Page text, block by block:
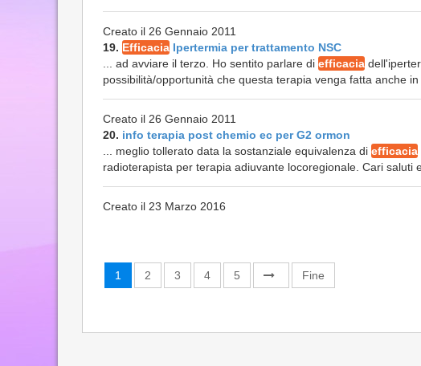
Creato il 26 Gennaio 2011
19. Efficacia Ipertermia per trattamento NSC
... ad avviare il terzo. Ho sentito parlare di efficacia
possibilità/opportunità che questa terapia venga fatta anche in
Creato il 26 Gennaio 2011
20. info terapia post chemio ec per G2 ormon
... meglio tollerato data la sostanziale equivalenza di efficacia
radioterapista per terapia adiuvante locoregionale. Cari saluti e
Creato il 23 Marzo 2016
1 2 3 4 5 Fine